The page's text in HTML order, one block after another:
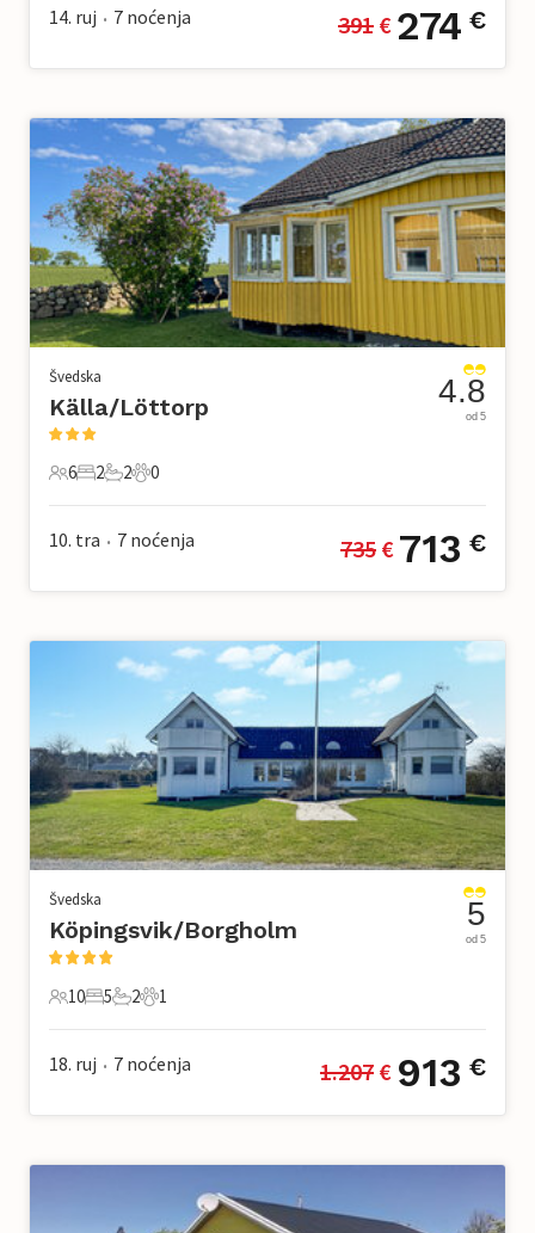
14. ruj • 7 noćenja 391 € 274 €
Švedska
Källa/Löttorp
6 Gosti
6
2 Spavaće sobe
2
2 Kupaonice
2
0 Kućni ljubimac
0
4.8
od 5
10. tra • 7 noćenja 735 € 713 €
Švedska
Köpingsvik/Borgholm
10 Gosti
10
5 Spavaće sobe
5
2 Kupaonice
2
1 Kućni ljubimac
1
5
od 5
18. ruj • 7 noćenja 1.207 € 913 €